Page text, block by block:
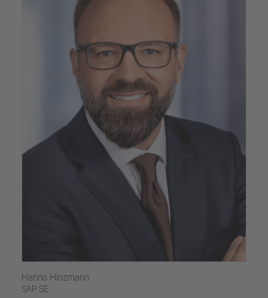
Hanno Hinzmann
SAP SE